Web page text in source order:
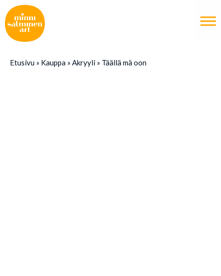
Etusivu » Kauppa » Akryyli » Täällä mä oon